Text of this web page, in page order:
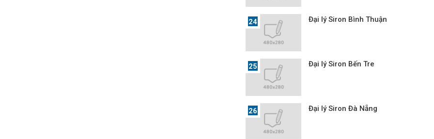
Đại lý Siron Bình Thuận
Đại lý Siron Bến Tre
Đại lý Siron Đà Nẵng